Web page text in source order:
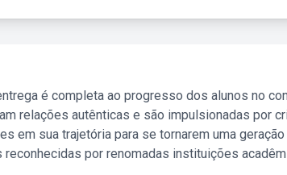
é completa ao progresso dos alunos no
relações autênticas e são impulsionadas por
em sua trajetória para se tornarem uma
por renomadas instituições